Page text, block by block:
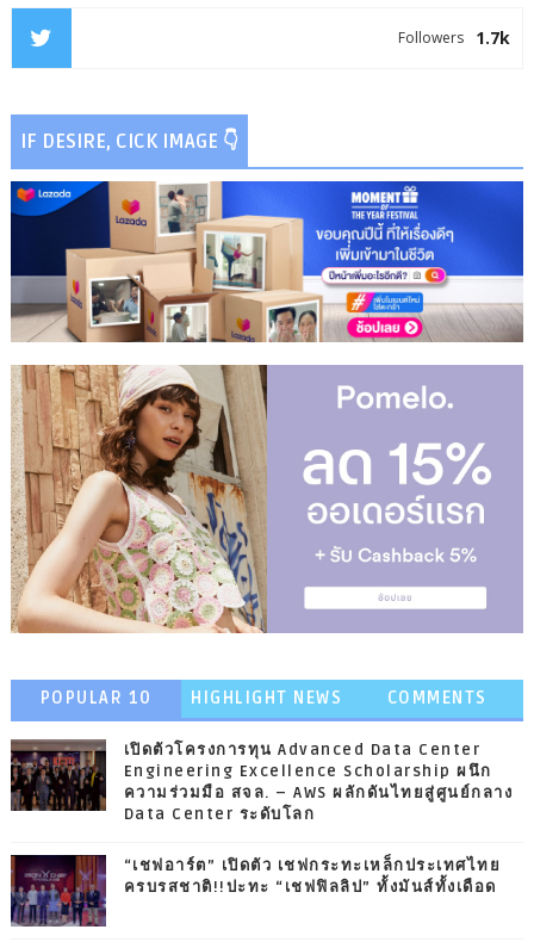
1.7k
Followers
IF DESIRE, CICK IMAGE 👇
POPULAR 10 HIGHLIGHT NEWS COMMENTS
เปิดตัวโครงการทุน Advanced Data Center
Engineering Excellence Scholarship ผนึก
ความร่วมมือ สจล. – AWS ผลักดันไทยสู่ศูนย์กลาง
Data Center ระดับโลก
“เชฟอาร์ต” เปิดตัว เชฟกระทะเหล็กประเทศไทย
ครบรสชาติ!!ปะทะ “เชฟฟิลลิป” ทั้งมันส์ทั้งเดือด